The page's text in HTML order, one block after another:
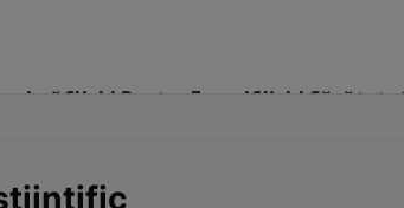
viațăClick! Pentru FemeiClick! Sănătate